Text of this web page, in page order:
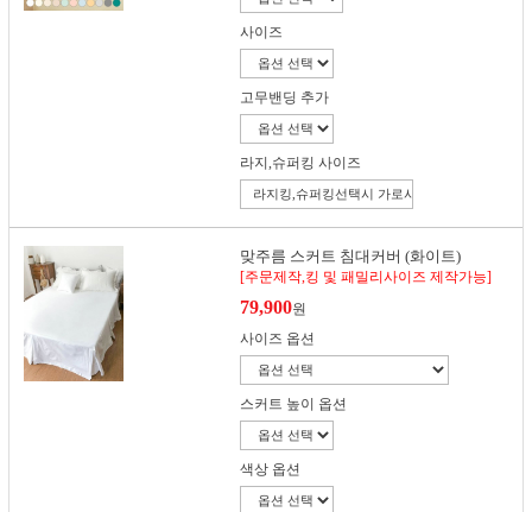
사이즈
고무밴딩 추가
라지,슈퍼킹 사이즈
맞주름 스커트 침대커버 (화이트)
[주문제작,킹 및 패밀리사이즈 제작가능]
79,900원
사이즈 옵션
스커트 높이 옵션
색상 옵션